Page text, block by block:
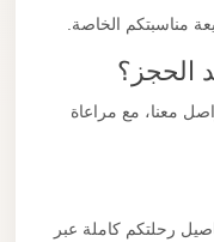
مناسبتكم الخاصة.
معنا، مع مراعاة
رحلتكم كاملة عبر